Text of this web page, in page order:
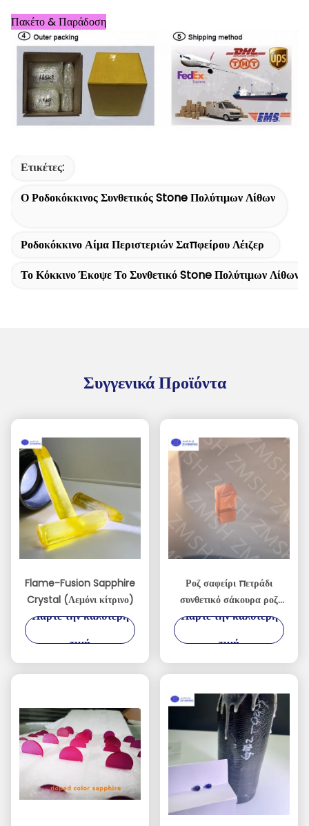
Πακέτο & Παράδοση
Ετικέτες:
Ο Ροδοκόκκινος Συνθετικός Stone Πολύτιμων Λίθων
Ροδοκόκκινο Αίμα Περιστεριών Σαπφείρου Λέιζερ
Το Κόκκινο Έκοψε Το Συνθετικό Stone Πολύτιμων Λίθων
Συγγενικά Προϊόντα
Flame-Fusion Sapphire
Crystal (Λεμόνι κίτρινο)
Πάρτε την καλύτερη
τιμή
Ροζ σαφείρι πετράδι
συνθετικό σάκουρα ροζ
πρώτη ύλη για
Πάρτε την καλύτερη
τιμή